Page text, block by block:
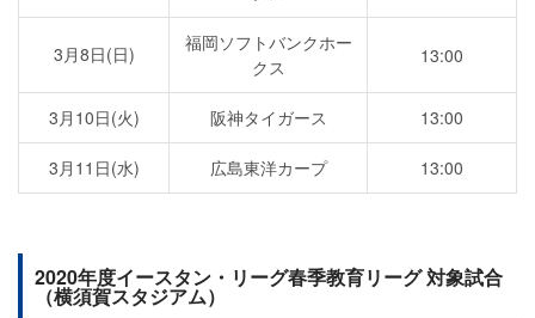
3月8日(日)
福岡ソフトバンクホー
クス
13:00
3月10日(火) 阪神タイガース 13:00
3月11日(水) 広島東洋カープ 13:00
2020年度イースタン・リーグ春季教育リーグ 対象試合
（横須賀スタジアム）